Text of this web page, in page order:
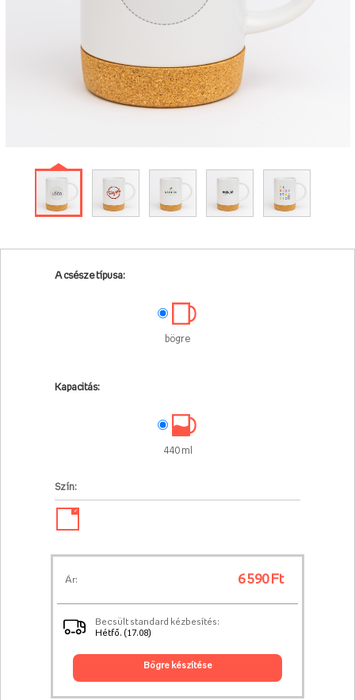
A csésze típusa:
bögre
Kapacitás:
440 ml
Szín:
✓
Ár: 6 590 Ft
Becsült standard kézbesítés:
Hétfő. (17.08)
bögre készítése